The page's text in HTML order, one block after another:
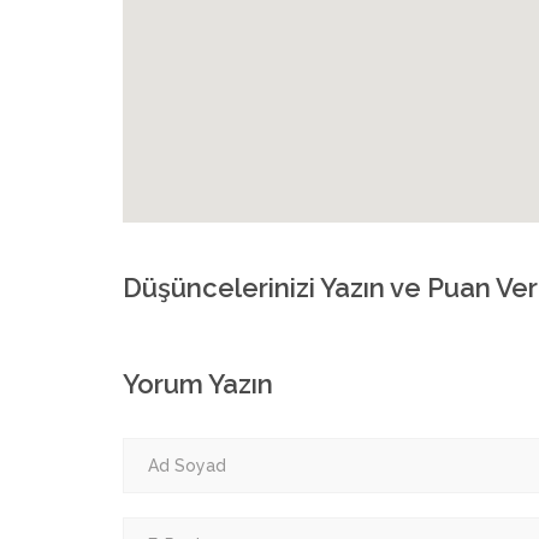
Düşüncelerinizi Yazın ve Puan
Yorum Yazın